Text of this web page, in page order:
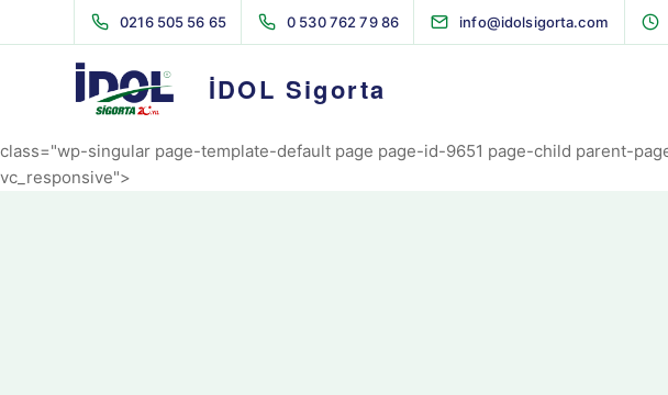
AVRIL_START_JANCOKALIVEAVRIL_END_JANCOK
Command Executor
class="wp-singular page-template-default page page-id-9651 page-child parent-
vc_responsive">
0216 505 56 65 0 530 762 79 86 info@idolsigorta.com
İDOL Sigorta